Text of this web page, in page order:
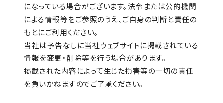
になっている場合がございます。法令または公的機関
による情報等をご参照のうえ、ご自身の判断と責任の
もとにご利用ください。
当社は予告なしに当社ウェブサイトに掲載されている
情報を変更・削除等を行う場合があります。
掲載された内容によって生じた損害等の一切の責任
を負いかねますのでご了承ください。